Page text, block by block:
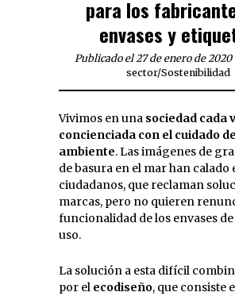
para los
envases y
Publicado el 27 de enero de 2020
sector/Sostenibilidad
Vivimos en una sociedad cada
concienciada con el cuidado
ambiente. Las imágenes de
de basura en el mar han calado
ciudadanos, que reclaman
marcas, pero no quieren
funcionalidad de los envases
uso.
La solución a esta difícil
por el ecodiseño, que consiste